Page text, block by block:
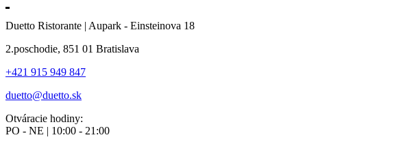
Duetto Ristorante | Aupark - Einsteinova 18
2.poschodie, 851 01 Bratislava
+421 915 949 847
duetto@duetto.sk
Otváracie hodiny:
PO - NE | 10:00 - 21:00